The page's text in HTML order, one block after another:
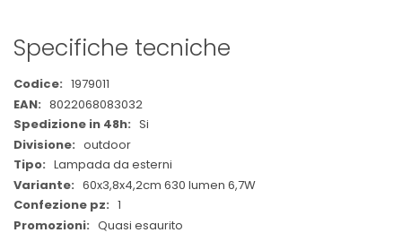
Specifiche tecniche
Maggiori
Informazioni
1979011
8022068083032
Si
outdoor
Lampada da esterni
60x3,8x4,2cm 630 lumen 6,7W
1
Quasi esaurito